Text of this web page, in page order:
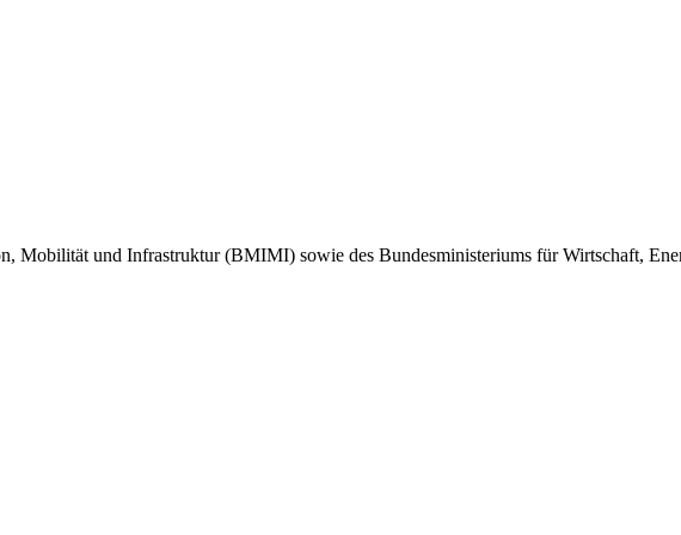
Mobilität und Infrastruktur (BMIMI) sowie des Bundesministeriums für Wirtschaft,